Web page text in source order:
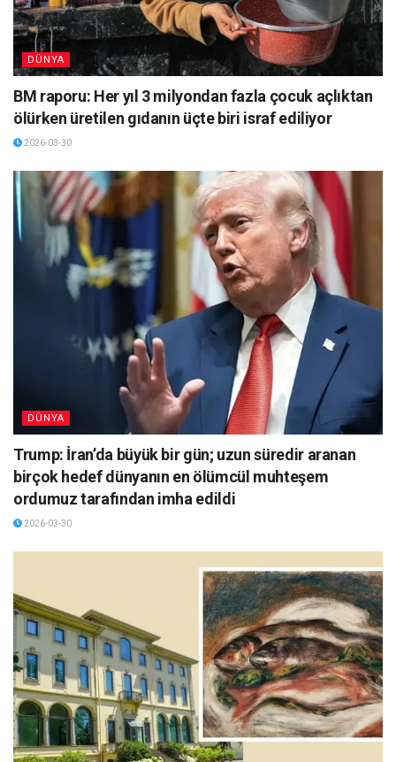
DÜNYA
BM raporu: Her yıl 3 milyondan fazla çocuk açlıktan
ölürken üretilen gıdanın üçte biri israf ediliyor
2026-03-30
DÜNYA
Trump: İran’da büyük bir gün; uzun süredir aranan
birçok hedef dünyanın en ölümcül muhteşem
ordumuz tarafından imha edildi
2026-03-30